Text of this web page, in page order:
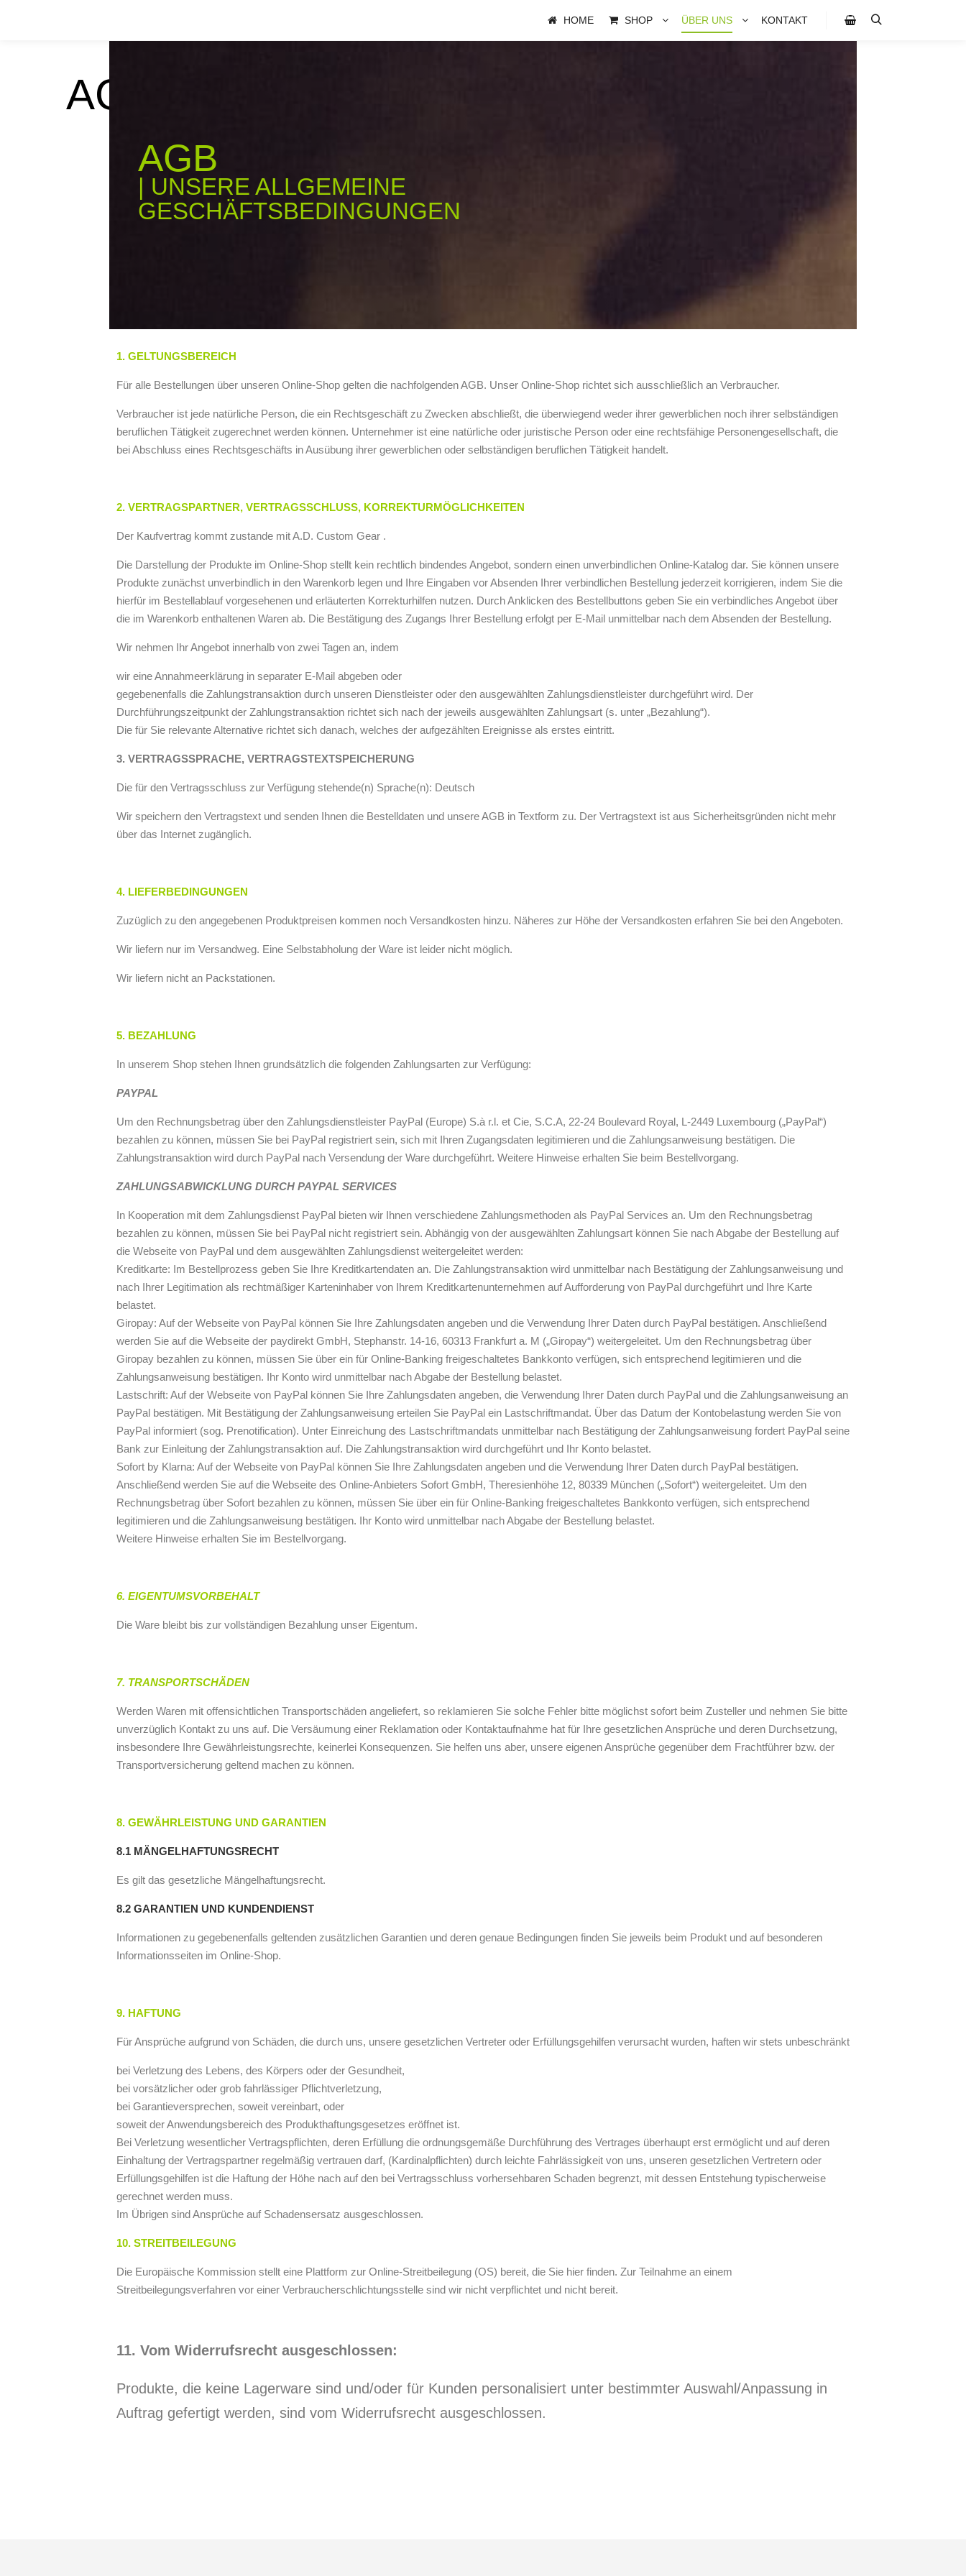
HOME SHOP ÜBER UNS KONTAKT
AGB
AGB
| UNSERE ALLGEMEINE
GESCHÄFTSBEDINGUNGEN
1. GELTUNGSBEREICH
Für alle Bestellungen über unseren Online-Shop gelten die nachfolgenden AGB. Unser Online-Shop richtet sich ausschließlich an Verbraucher.
Verbraucher ist jede natürliche Person, die ein Rechtsgeschäft zu Zwecken abschließt, die überwiegend weder ihrer gewerblichen noch ihrer selbständigen
beruflichen Tätigkeit zugerechnet werden können. Unternehmer ist eine natürliche oder juristische Person oder eine rechtsfähige Personengesellschaft, die
bei Abschluss eines Rechtsgeschäfts in Ausübung ihrer gewerblichen oder selbständigen beruflichen Tätigkeit handelt.
2. VERTRAGSPARTNER, VERTRAGSSCHLUSS, KORREKTURMÖGLICHKEITEN
Der Kaufvertrag kommt zustande mit A.D. Custom Gear .
Die Darstellung der Produkte im Online-Shop stellt kein rechtlich bindendes Angebot, sondern einen unverbindlichen Online-Katalog dar. Sie können unsere
Produkte zunächst unverbindlich in den Warenkorb legen und Ihre Eingaben vor Absenden Ihrer verbindlichen Bestellung jederzeit korrigieren, indem Sie die
hierfür im Bestellablauf vorgesehenen und erläuterten Korrekturhilfen nutzen. Durch Anklicken des Bestellbuttons geben Sie ein verbindliches Angebot über
die im Warenkorb enthaltenen Waren ab. Die Bestätigung des Zugangs Ihrer Bestellung erfolgt per E-Mail unmittelbar nach dem Absenden der Bestellung.
Wir nehmen Ihr Angebot innerhalb von zwei Tagen an, indem
wir eine Annahmeerklärung in separater E-Mail abgeben oder
gegebenenfalls die Zahlungstransaktion durch unseren Dienstleister oder den ausgewählten Zahlungsdienstleister durchgeführt wird. Der
Durchführungszeitpunkt der Zahlungstransaktion richtet sich nach der jeweils ausgewählten Zahlungsart (s. unter „Bezahlung“).
Die für Sie relevante Alternative richtet sich danach, welches der aufgezählten Ereignisse als erstes eintritt.
3. VERTRAGSSPRACHE, VERTRAGSTEXTSPEICHERUNG
Die für den Vertragsschluss zur Verfügung stehende(n) Sprache(n): Deutsch
Wir speichern den Vertragstext und senden Ihnen die Bestelldaten und unsere AGB in Textform zu. Der Vertragstext ist aus Sicherheitsgründen nicht mehr
über das Internet zugänglich.
4. LIEFERBEDINGUNGEN
Zuzüglich zu den angegebenen Produktpreisen kommen noch Versandkosten hinzu. Näheres zur Höhe der Versandkosten erfahren Sie bei den Angeboten.
Wir liefern nur im Versandweg. Eine Selbstabholung der Ware ist leider nicht möglich.
Wir liefern nicht an Packstationen.
5. BEZAHLUNG
In unserem Shop stehen Ihnen grundsätzlich die folgenden Zahlungsarten zur Verfügung:
PAYPAL
Um den Rechnungsbetrag über den Zahlungsdienstleister PayPal (Europe) S.à r.l. et Cie, S.C.A, 22-24 Boulevard Royal, L-2449 Luxembourg („PayPal“)
bezahlen zu können, müssen Sie bei PayPal registriert sein, sich mit Ihren Zugangsdaten legitimieren und die Zahlungsanweisung bestätigen. Die
Zahlungstransaktion wird durch PayPal nach Versendung der Ware durchgeführt. Weitere Hinweise erhalten Sie beim Bestellvorgang.
ZAHLUNGSABWICKLUNG DURCH PAYPAL SERVICES
In Kooperation mit dem Zahlungsdienst PayPal bieten wir Ihnen verschiedene Zahlungsmethoden als PayPal Services an. Um den Rechnungsbetrag
bezahlen zu können, müssen Sie bei PayPal nicht registriert sein. Abhängig von der ausgewählten Zahlungsart können Sie nach Abgabe der Bestellung auf
die Webseite von PayPal und dem ausgewählten Zahlungsdienst weitergeleitet werden:
Kreditkarte: Im Bestellprozess geben Sie Ihre Kreditkartendaten an. Die Zahlungstransaktion wird unmittelbar nach Bestätigung der Zahlungsanweisung und
nach Ihrer Legitimation als rechtmäßiger Karteninhaber von Ihrem Kreditkartenunternehmen auf Aufforderung von PayPal durchgeführt und Ihre Karte
belastet.
Giropay: Auf der Webseite von PayPal können Sie Ihre Zahlungsdaten angeben und die Verwendung Ihrer Daten durch PayPal bestätigen. Anschließend
werden Sie auf die Webseite der paydirekt GmbH, Stephanstr. 14-16, 60313 Frankfurt a. M („Giropay“) weitergeleitet. Um den Rechnungsbetrag über
Giropay bezahlen zu können, müssen Sie über ein für Online-Banking freigeschaltetes Bankkonto verfügen, sich entsprechend legitimieren und die
Zahlungsanweisung bestätigen. Ihr Konto wird unmittelbar nach Abgabe der Bestellung belastet.
Lastschrift: Auf der Webseite von PayPal können Sie Ihre Zahlungsdaten angeben, die Verwendung Ihrer Daten durch PayPal und die Zahlungsanweisung an
PayPal bestätigen. Mit Bestätigung der Zahlungsanweisung erteilen Sie PayPal ein Lastschriftmandat. Über das Datum der Kontobelastung werden Sie von
PayPal informiert (sog. Prenotification). Unter Einreichung des Lastschriftmandats unmittelbar nach Bestätigung der Zahlungsanweisung fordert PayPal seine
Bank zur Einleitung der Zahlungstransaktion auf. Die Zahlungstransaktion wird durchgeführt und Ihr Konto belastet.
Sofort by Klarna: Auf der Webseite von PayPal können Sie Ihre Zahlungsdaten angeben und die Verwendung Ihrer Daten durch PayPal bestätigen.
Anschließend werden Sie auf die Webseite des Online-Anbieters Sofort GmbH, Theresienhöhe 12, 80339 München („Sofort“) weitergeleitet. Um den
Rechnungsbetrag über Sofort bezahlen zu können, müssen Sie über ein für Online-Banking freigeschaltetes Bankkonto verfügen, sich entsprechend
legitimieren und die Zahlungsanweisung bestätigen. Ihr Konto wird unmittelbar nach Abgabe der Bestellung belastet.
Weitere Hinweise erhalten Sie im Bestellvorgang.
6. EIGENTUMSVORBEHALT
Die Ware bleibt bis zur vollständigen Bezahlung unser Eigentum.
7. TRANSPORTSCHÄDEN
Werden Waren mit offensichtlichen Transportschäden angeliefert, so reklamieren Sie solche Fehler bitte möglichst sofort beim Zusteller und nehmen Sie bitte
unverzüglich Kontakt zu uns auf. Die Versäumung einer Reklamation oder Kontaktaufnahme hat für Ihre gesetzlichen Ansprüche und deren Durchsetzung,
insbesondere Ihre Gewährleistungsrechte, keinerlei Konsequenzen. Sie helfen uns aber, unsere eigenen Ansprüche gegenüber dem Frachtführer bzw. der
Transportversicherung geltend machen zu können.
8. GEWÄHRLEISTUNG UND GARANTIEN
8.1 MÄNGELHAFTUNGSRECHT
Es gilt das gesetzliche Mängelhaftungsrecht.
8.2 GARANTIEN UND KUNDENDIENST
Informationen zu gegebenenfalls geltenden zusätzlichen Garantien und deren genaue Bedingungen finden Sie jeweils beim Produkt und auf besonderen
Informationsseiten im Online-Shop.
9. HAFTUNG
Für Ansprüche aufgrund von Schäden, die durch uns, unsere gesetzlichen Vertreter oder Erfüllungsgehilfen verursacht wurden, haften wir stets unbeschränkt
bei Verletzung des Lebens, des Körpers oder der Gesundheit,
bei vorsätzlicher oder grob fahrlässiger Pflichtverletzung,
bei Garantieversprechen, soweit vereinbart, oder
soweit der Anwendungsbereich des Produkthaftungsgesetzes eröffnet ist.
Bei Verletzung wesentlicher Vertragspflichten, deren Erfüllung die ordnungsgemäße Durchführung des Vertrages überhaupt erst ermöglicht und auf deren
Einhaltung der Vertragspartner regelmäßig vertrauen darf, (Kardinalpflichten) durch leichte Fahrlässigkeit von uns, unseren gesetzlichen Vertretern oder
Erfüllungsgehilfen ist die Haftung der Höhe nach auf den bei Vertragsschluss vorhersehbaren Schaden begrenzt, mit dessen Entstehung typischerweise
gerechnet werden muss.
Im Übrigen sind Ansprüche auf Schadensersatz ausgeschlossen.
10. STREITBEILEGUNG
Die Europäische Kommission stellt eine Plattform zur Online-Streitbeilegung (OS) bereit, die Sie hier finden. Zur Teilnahme an einem
Streitbeilegungsverfahren vor einer Verbraucherschlichtungsstelle sind wir nicht verpflichtet und nicht bereit.
11. Vom Widerrufsrecht ausgeschlossen:
Produkte, die keine Lagerware sind und/oder für Kunden personalisiert unter bestimmter Auswahl/Anpassung in
Auftrag gefertigt werden, sind vom Widerrufsrecht ausgeschlossen.